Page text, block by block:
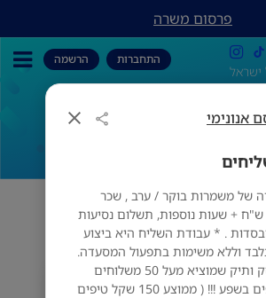
אנונימי
של משמרות בוקר / ערב , שכר
בסיס של 32 ש"ח + שעות נוספות, תשלום נסיעות
. * עבודת השליח היא ביצוע
וללא משימות בתפעול המסעדה.
*מדובר בעסק ותיק שמוציא מעל 50 משלוחים
ביום ויש טיפים בשפע !!! ( ממוצע 150 שקל טיפים
פרסום משרה
התחברות הרשמה
שליחים
אנונימי דרושים שליחים
אנונימי